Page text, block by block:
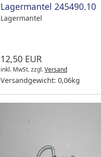
Lagermantel 245490.10
Lagermantel
12,50 EUR
inkl. MwSt.zzgl.Versand
Versandgewicht: 0,06kg